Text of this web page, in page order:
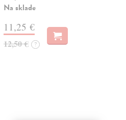
Na sklade
11,25 €
12,50 € ?